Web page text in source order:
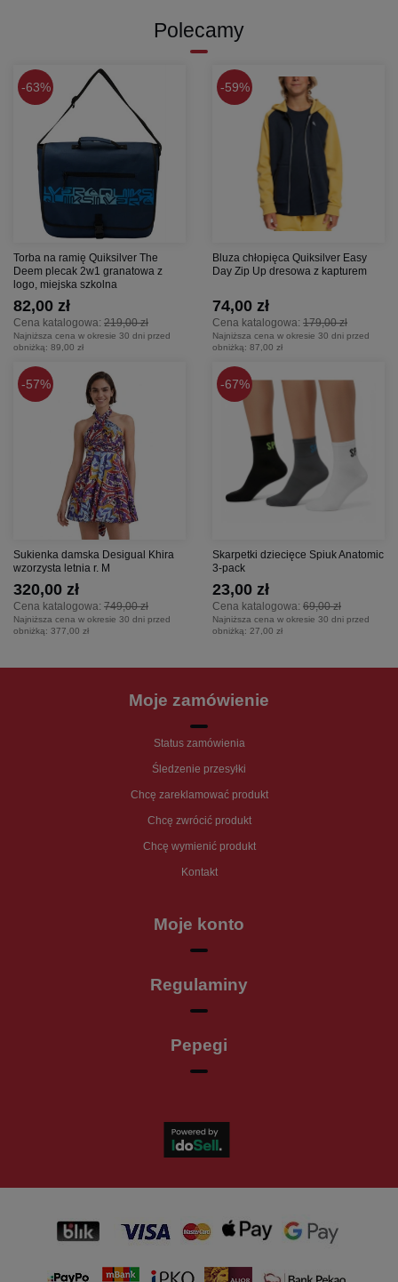
Polecamy
63%
Torba na ramię Quiksilver The
Deem plecak 2w1 granatowa z
logo, miejska szkolna
Cena katalogowa: 219,00 zł
82,00 zł
Najniższa cena w okresie 30 dni przed
obniżką: 89,00 zł
59%
Bluza chłopięca Quiksilver Easy
Day Zip Up dresowa z kapturem
Cena katalogowa: 179,00 zł
74,00 zł
Najniższa cena w okresie 30 dni przed
obniżką: 87,00 zł
57%
Sukienka damska Desigual Khira
wzorzysta letnia r. M
Cena katalogowa: 749,00 zł
320,00 zł
Najniższa cena w okresie 30 dni przed
obniżką: 377,00 zł
67%
Skarpetki dziecięce Spiuk Anatomic
3-pack
Cena katalogowa: 69,00 zł
23,00 zł
Najniższa cena w okresie 30 dni przed
obniżką: 27,00 zł
Moje zamówienie
Status zamówienia
Śledzenie przesyłki
Chcę zareklamować produkt
Chcę zwrócić produkt
Chcę wymienić produkt
Kontakt
Moje konto
Regulaminy
Pepegi